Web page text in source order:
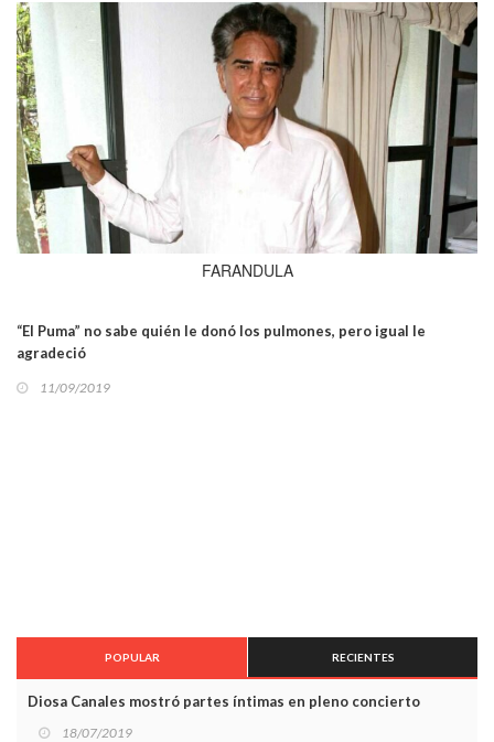
FARANDULA
“El Puma” no sabe quién le donó los pulmones, pero igual le
agradeció
11/09/2019
POPULAR RECIENTES
Diosa Canales mostró partes íntimas en pleno concierto
18/07/2019